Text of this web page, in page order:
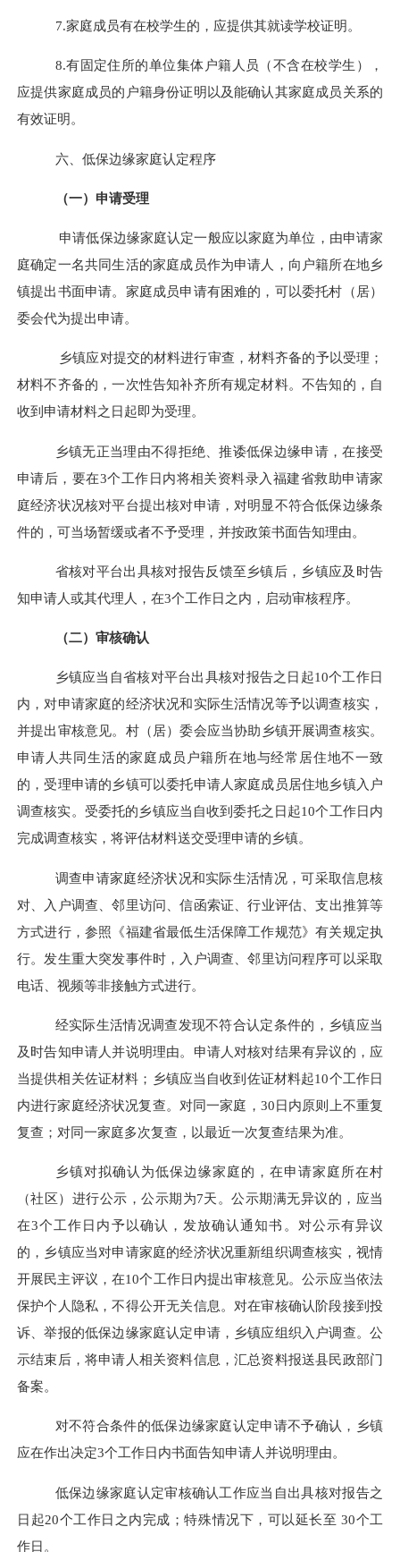
7.家庭成员有在校学生的，应提供其就读学校证明。
8.有固定住所的单位集体户籍人员（不含在校学生），
应提供家庭成员的户籍身份证明以及能确认其家庭成员关系的
有效证明。
六、低保边缘家庭认定程序
（一）申请受理
申请低保边缘家庭认定一般应以家庭为单位 ， 由申请家
庭确定一名共同生活的家庭成员作为申请人 ， 向户籍所在地乡
镇提出书面申请。 家庭成员申请有困难的，可以委托村（居）
委会代为提出申请。
乡镇应对提交的材料进行审查 ， 材料齐备的予以受理 ；
材料不齐备的 ，一次性告知补齐所有规定材料。不告知的，自
收到申请材料之日起即为受理。
乡镇无正当理由不得拒绝、推诿低保边缘申请，在接受
申请后，要在3个工作日内将相关资料录入福建省救助申请家
庭经济状况核对平台提出核对申请，对明显不符合低保边缘条
件的，可当场暂缓或者不予受理，并按政策书面告知理由。
省核对平台出具核对报告反馈至乡镇后， 乡镇应及时告
知申请人或其代理人，在3个工作日之内，启动审核程序。
（二）审核确认
乡镇应当自省核对平台出具核对报告之日起10个工作日
内 ， 对申请家庭的经济状况和实际生活情况等予以调查核实 ，
并提出审核意见。 村（ 居）委会应当协助 乡镇开展调查核实。
申请人共同生活的家庭成员户籍所在地与经常居住地不一致
的 ， 受理申请的乡镇可以委托申请人家庭成员居住地乡镇入户
调查核实。 受委托的乡镇应当自收到委托之日起10个工作日内
完成调查核实 ， 将评估材料送交受理申请的乡镇。
调查申请家庭经济状况和实际生活情况 ，可采取信息核
对
入户调查 、邻里访问 、信函索证 、行业评估 、支出推算等
方式进行， 参照 《福建省最低生活保障工作规范》有关规定执
行。 发生重大突发事件时 ， 入户调查 、邻里访问程序可以采取
电话
视频等非接触方式进行。
经实际生活情况调查发现不符合认定条件的， 乡镇应当
及时告知申请人并说明理由。 申请人对核对结果有异议的 ， 应
当提供相关佐证材料 ； 乡镇应当自收到佐证材料起10个工作日
内进行家庭经济状况复查。 对同一家庭 ， 30日内原则上不重复
复查 ； 对同一家庭多次复查 ， 以最近一次复查结果为准。
乡镇对拟确认为低保边缘家庭的 ， 在申请家庭所在村
（社区）进行公示 ，公示期为7天 。公示期满无异议的 ， 应当
在3个工作日内予以确认 ， 发放确认通知书 。 对公示有异议
的 ， 乡镇应当对申请家庭的经济状况重新组织调查核实 ， 视情
开展民主评议 ，在10个工作日内提出审核意见。公示应当依法
保护个人隐私 ，不得公开无关信息 。 对在审核确认阶段接到投
诉 、举报的低保边缘家庭认定申请，乡镇应组织 入户调查。公
示结束后，将申请人相关资料信息，汇总资料报送县民政部门
备案。
对不符合条件的低保边缘家庭认定申请不予确认 ， 乡镇
应在作出决定3个工作日内书面告知申请人并说明理由。
低保边缘家庭认定审核确认工作应当自出具核对报告之
日起20个工作日之内完成 ； 特殊情况下 ， 可以延长至 30个工
作日 。